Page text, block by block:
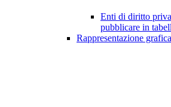
Enti di diritto
pubblicare in
Rappresentazione grafica